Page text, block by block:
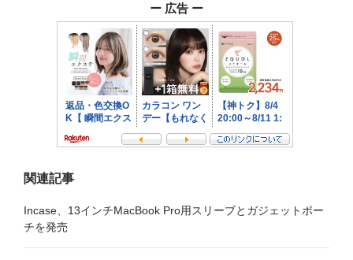
ー 広告 ー
関連記事
Incase、13インチMacBook Pro用スリーブとガジェットポー
チを発売